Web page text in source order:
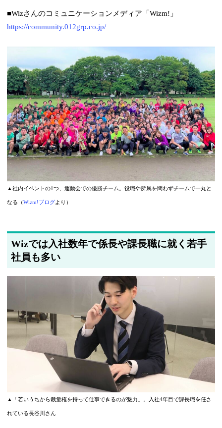
■Wizさんのコミュニケーションメディア「Wizm!」
https://community.012grp.co.jp/
▲社内イベントの1つ、運動会での優勝チーム。役職や所属を問わずチームで一丸と
なる（Wizm!ブログより）
Wizでは入社数年で係長や課長職に就く若手
社員も多い
▲「若いうちから裁量権を持って仕事できるのが魅力」。入社4年目で課長職を任さ
れている長谷川さん